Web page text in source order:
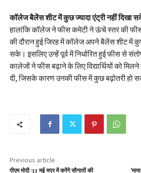
कॉलेज बैलेंस शीट में कुछ ज्यादा एंट्री नहीं दिखा
हालांकि कॉलेज ने फीस कमेटी ने ऊंचे स्तर की
की दौरान हुई जिरह में कॉलेज अपने बैलेंस शीट में कुछ
सके। इसलिए उन्हें पूर्व में निर्धारित हुई फीस से
कालेजों ने फीस बढ़ाने के लिए विद्यार्थियों को
दी, जिसके कारण उनकी फीस में कुछ बढ़ोतरी हो
Previous article
पीएम मोदी 31 मई मप्र में करेंगे सौगातों की